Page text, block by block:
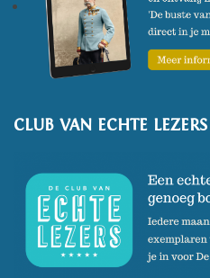
CLUB VAN ECHTE LEZERS